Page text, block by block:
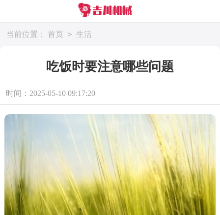
当前位置： 首页 > 生活
吃饭时要注意哪些问题
时间：2025-05-10 09:17:20